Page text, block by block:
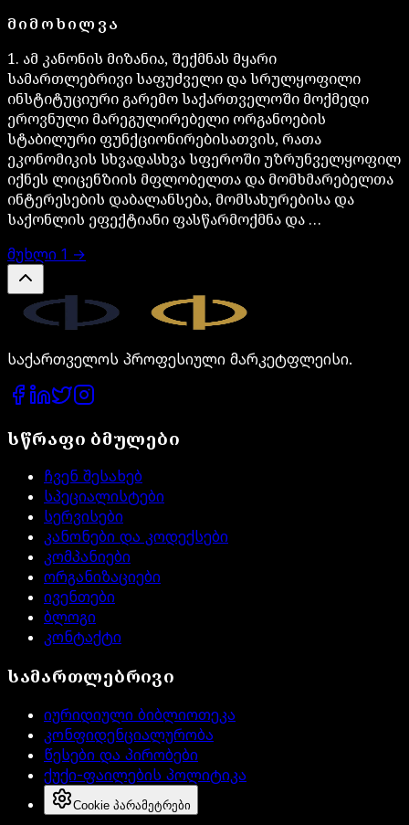
ᲛᲘᲛᲝᲮᲘᲚᲕᲐ
1. ამ კანონის მიზანია, შექმნას მყარი
სამართლებრივი საფუძველი და სრულყოფილი
ინსტიტუციური გარემო საქართველოში მოქმედი
ეროვნული მარეგულირებელი ორგანოების
სტაბილური ფუნქციონირებისათვის, რათა
ეკონომიკის სხვადასხვა სფეროში უზრუნველყოფილ
იქნეს ლიცენზიის მფლობელთა და მომხმარებელთა
ინტერესების დაბალანსება, მომსახურებისა და
საქონლის ეფექტიანი ფასწარმოქმნა და …
მუხლი 1 →
საქართველოს პროფესიული მარკეტფლეისი.
სწრაფი ბმულები
ჩვენ შესახებ
სპეციალისტები
სერვისები
კანონები და კოდექსები
კომპანიები
ორგანიზაციები
ივენთები
ბლოგი
კონტაქტი
სამართლებრივი
იურიდიული ბიბლიოთეკა
კონფიდენციალურობა
წესები და პირობები
ქუქი-ფაილების პოლიტიკა
Cookie პარამეტრები